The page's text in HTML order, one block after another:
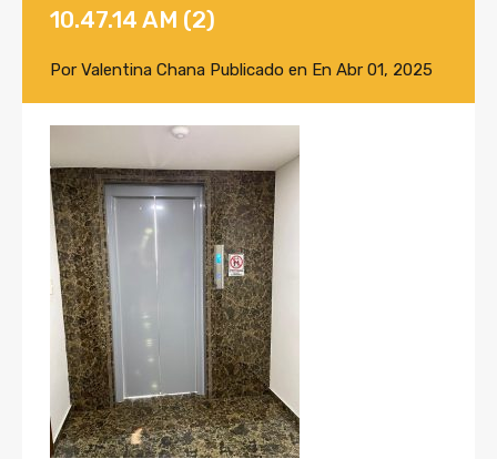
10.47.14 AM (2)
Por Valentina Chana Publicado en En Abr 01, 2025